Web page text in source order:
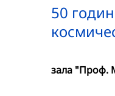
50
зала "Проф.